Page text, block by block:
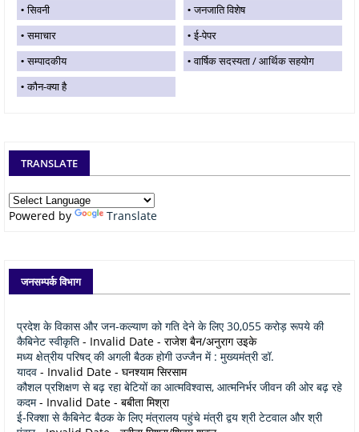
सिवनी
जनजाति विशेष
समाचार
ई-पेपर
सम्पादकीय
वार्षिक सदस्यता / आर्थिक सहयोग
कौन-क्या है
TRANSLATE
Powered by Translate
जनसम्पर्क विभाग
प्रदेश के विकास और जन-कल्याण को गति देने के लिए 30,055 करोड़ रूपये की
कैबिनेट स्वीकृति - Invalid Date - राजेश बैन/अनुराग उइके
मध्य क्षेत्रीय परिषद् की अगली बैठक होगी उज्जैन में : मुख्यमंत्री डॉ.
यादव - Invalid Date - घनश्याम सिरसाम
कौशल प्रशिक्षण से बढ़ रहा बेटियों का आत्मविश्वास, आत्मनिर्भर जीवन की ओर बढ़ रहे
कदम- Invalid Date - बबीता मिश्रा
ई-रिक्शा से कैबिनेट बैठक के लिए मंत्रालय पहुंचे मंत्री द्वय श्री टेटवाल और श्री